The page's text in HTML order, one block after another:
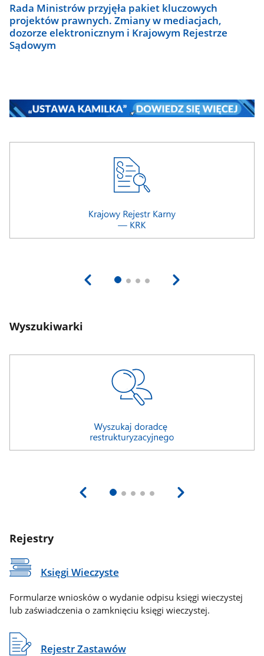
Rada Ministrów przyjęła pakiet kluczowych
projektów prawnych. Zmiany w mediacjach,
dozorze elektronicznym i Krajowym Rejestrze
Sądowym
Wyszukiwarki
Rejestry
Księgi Wieczyste
Formularze wniosków o wydanie odpisu księgi wieczystej
lub zaświadczenia o zamknięciu księgi wieczystej.
Rejestr Zastawów